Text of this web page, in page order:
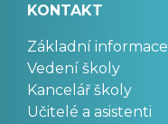
KONTAKT
Základní informace
Vedení školy
Kancelář školy
Učitelé a asistenti